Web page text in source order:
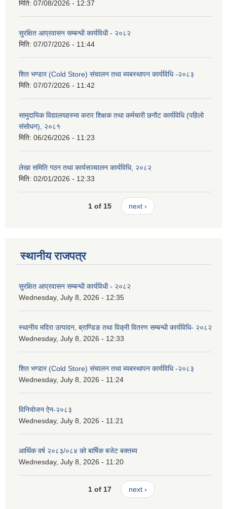
मिति: 07/08/2026 - 12:37
सुरक्षित आप्रवासन सम्बन्धी कार्यविधी - २०८२
मिति: 07/07/2026 - 11:44
शित भण्डार (Cold Store) संचालन तथा ब्यबस्थापन कार्यविधि -२०८३
मिति: 07/07/2026 - 11:42
सामुदायिक विद्यालयहरुमा करार शिक्षक तथा कर्मचारी छनौट कार्यविधि (पहिलो
संसोधन), २०८१
मिति: 06/26/2026 - 11:23
लेखा समिति गठन तथा कार्यसञ्चालन कार्यविधि, २०८२
मिति: 02/01/2026 - 12:33
1 of 15 next ›
स्थानीय राजपत्र
सुरक्षित आप्रवासन सम्बन्धी कार्यविधी - २०८२
Wednesday, July 8, 2026 - 12:35
स्थानीय मदिरा उत्पादन, ब्राण्डिङ तथा विक्री वितरण सम्बन्धी कार्यविधि- २०८२
Wednesday, July 8, 2026 - 12:33
शित भण्डार (Cold Store) संचालन तथा ब्यबस्थापन कार्यविधि -२०८३
Wednesday, July 8, 2026 - 11:24
विनियोजन ऐन-२०८३
Wednesday, July 8, 2026 - 11:21
आर्थिक वर्ष २०८३/०८४ को बार्षिक बजेट बक्तब्य
Wednesday, July 8, 2026 - 11:20
1 of 17 next ›